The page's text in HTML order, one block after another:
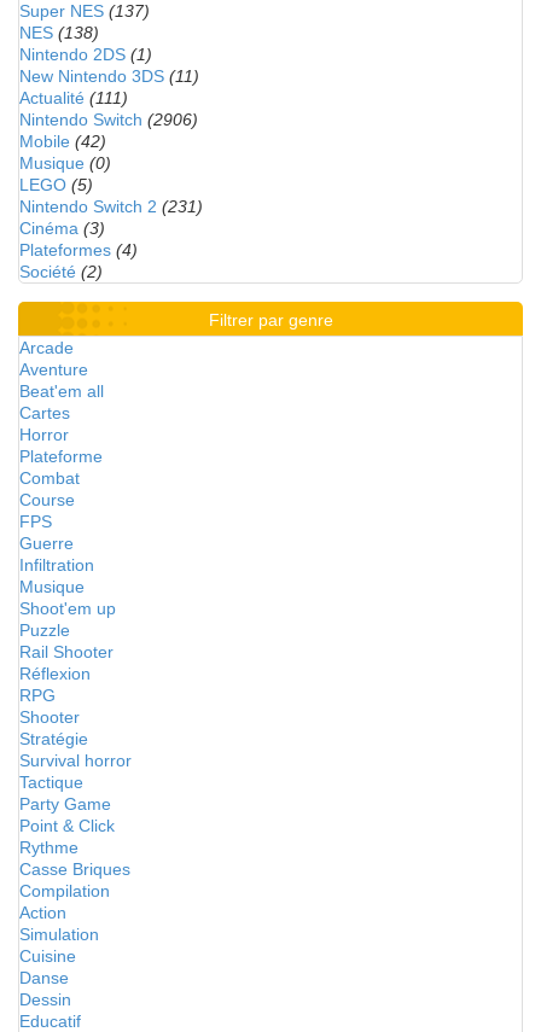
Super NES (137)
NES (138)
Nintendo 2DS (1)
New Nintendo 3DS (11)
Actualité (111)
Nintendo Switch (2906)
Mobile (42)
Musique (0)
LEGO (5)
Nintendo Switch 2 (231)
Cinéma (3)
Plateformes (4)
Société (2)
Filtrer par genre
Arcade
Aventure
Beat'em all
Cartes
Horror
Plateforme
Combat
Course
FPS
Guerre
Infiltration
Musique
Shoot'em up
Puzzle
Rail Shooter
Réflexion
RPG
Shooter
Stratégie
Survival horror
Tactique
Party Game
Point & Click
Rythme
Casse Briques
Compilation
Action
Simulation
Cuisine
Danse
Dessin
Educatif